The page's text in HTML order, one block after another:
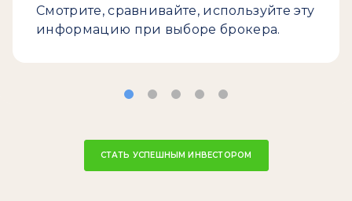
Смотрите, сравнивайте, используйте эту
информацию при выборе брокера.
СТАТЬ УСПЕШНЫМ ИНВЕСТОРОМ